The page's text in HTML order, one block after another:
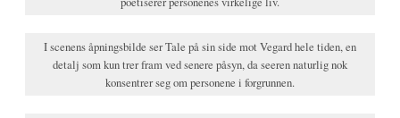
I scenens åpningsbilde ser Tale på sin side mot Vegard hele tiden, en
detalj som kun trer fram ved senere påsyn, da seeren naturlig nok
konsentrer seg om personene i forgrunnen.